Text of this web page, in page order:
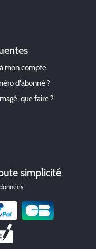
mon compte
d'abonné ?
que faire ?
simplicité
Chèque